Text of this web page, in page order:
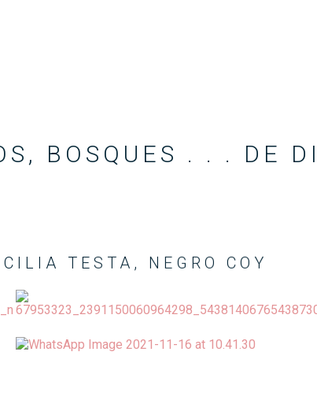
BOSQUES . . . DE
TESTA, NEGRO COY